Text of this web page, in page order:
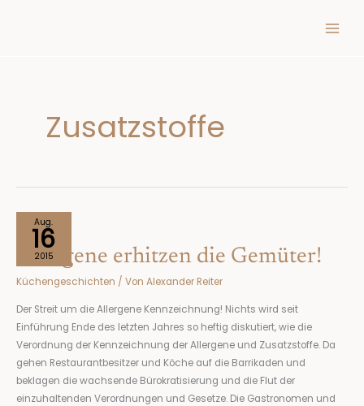
Zusatzstoffe
Aug.
16
2015
Allergene erhitzen die Gemüter!
Küchengeschichten / Von Alexander Reiter
Der Streit um die Allergene Kennzeichnung! Nichts wird seit
Einführung Ende des letzten Jahres so heftig diskutiert, wie die
Verordnung der Kennzeichnung der Allergene und Zusatzstoffe. Da
gehen Restaurantbesitzer und Köche auf die Barrikaden und
beklagen die wachsende Bürokratisierung und die Flut der
einzuhaltenden Verordnungen und Gesetze. Die Gastronomen und
Allergene
erhitzen